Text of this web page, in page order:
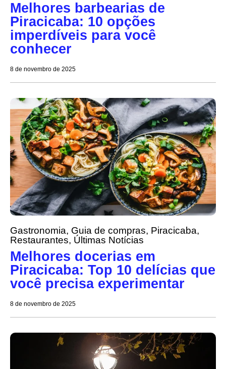
Melhores barbearias de
Piracicaba: 10 opções
imperdíveis para você
conhecer
8 de novembro de 2025
Gastronomia, Guia de compras, Piracicaba,
Restaurantes, Últimas Notícias
Melhores docerias em
Piracicaba: Top 10 delícias que
você precisa experimentar
8 de novembro de 2025